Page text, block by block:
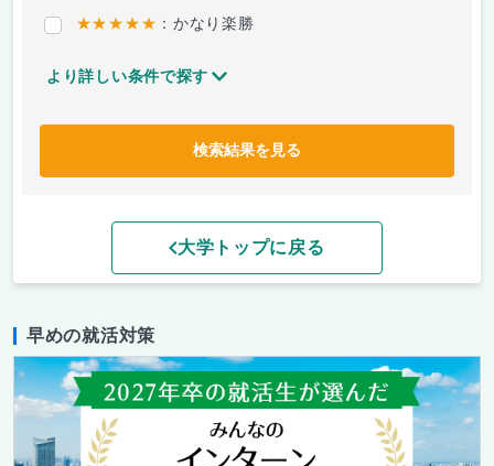
★★★★★ ：かなり楽勝
より詳しい条件で探す
検索結果を見る
大学トップに戻る
早めの就活対策